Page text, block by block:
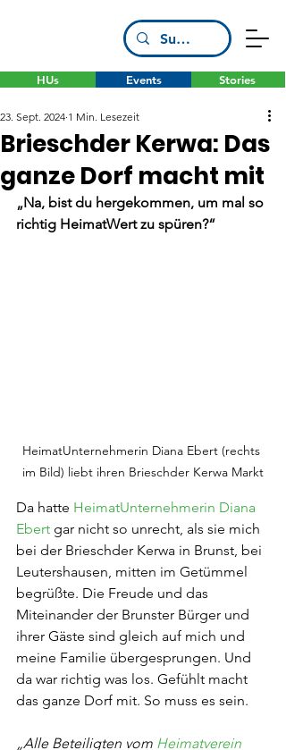
HUs Stories
Events
Brieschder Kerwa: Das
ganze Dorf macht mit
23. Sept. 2024 1 Min. Lesezeit
„Na, bist du hergekommen, um mal so
richtig HeimatWert zu spüren?“
HeimatUnternehmerin Diana Ebert (rechts
im Bild) liebt ihren Brieschder Kerwa Markt
Da hatte HeimatUnternehmerin Diana
Ebert gar nicht so unrecht, als sie mich
bei der Brieschder Kerwa in Brunst, bei
Leutershausen, mitten im Getümmel
begrüßte. Die Freude und das
Miteinander der Brunster Bürger und
ihrer Gäste sind gleich auf mich und
meine Familie übergesprungen. Und
da war richtig was los. Gefühlt macht
das ganze Dorf mit. So muss es sein.
„Alle Beteiligten vom Heimatverein